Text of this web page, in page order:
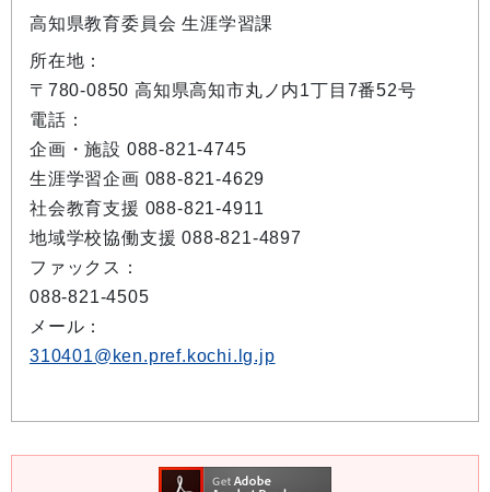
高知県教育委員会 生涯学習課
所在地：
〒780-0850 高知県高知市丸ノ内1丁目7番52号
電話：
企画・施設 088-821-4745
生涯学習企画 088-821-4629
社会教育支援 088-821-4911
地域学校協働支援 088-821-4897
ファックス：
088-821-4505
メール：
310401@ken.pref.kochi.lg.jp